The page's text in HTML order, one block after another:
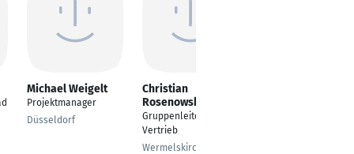
Michael Weigelt
Projektmanager
Düsseldorf
Christian
Rosenowski
Gruppenleiter
Vertrieb
Wermelskirchen